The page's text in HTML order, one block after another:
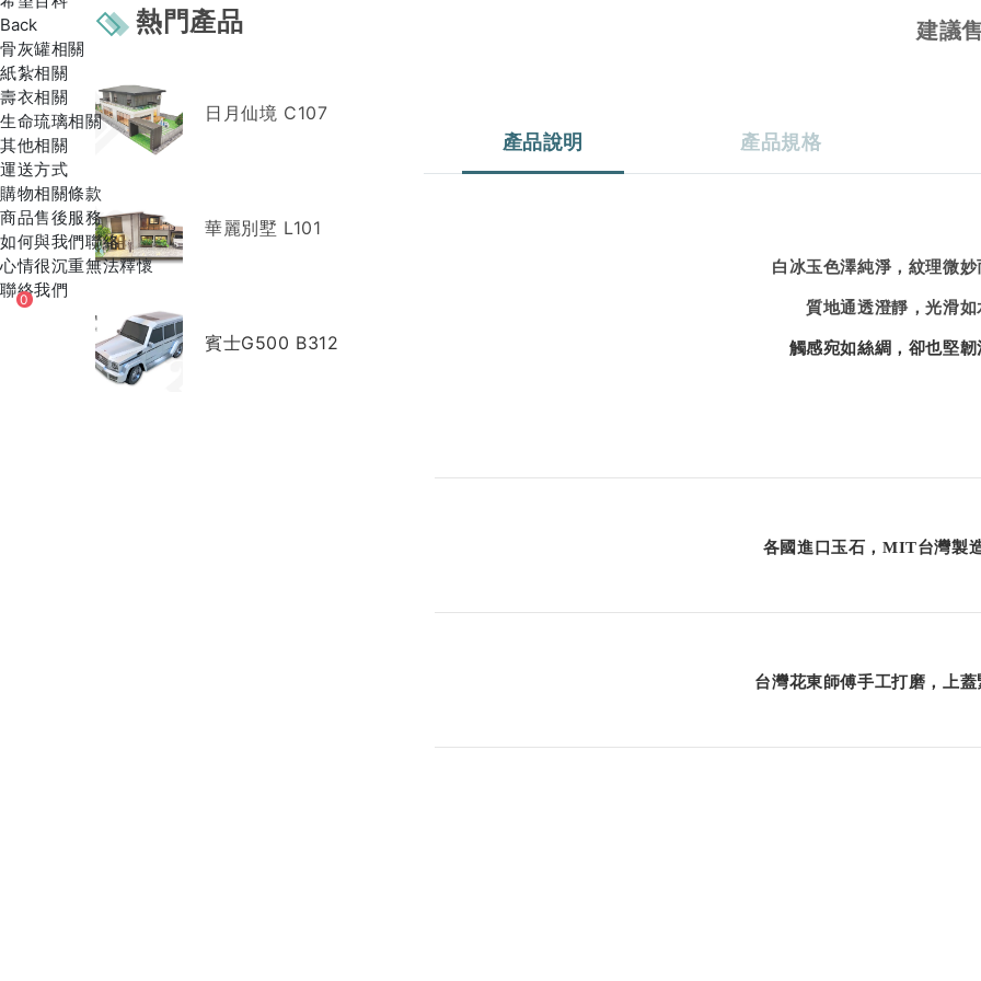
Back
骨灰罐相關
紙紮相關
壽衣相關
生命琉璃相關
其他相關
運送方式
購物相關條款
商品售後服務
如何與我們聯絡
心情很沉重無法釋懷
聯絡我們
0
熱門產品
日月仙境 C107
華麗別墅 L101
賓士G500 B312
建議
產品說明 產品規格
白冰玉色澤純淨，紋理微妙
質地通透澄靜，光滑如
觸感宛如絲綢，卻也堅韌
各國進口玉石，MIT台灣製
台灣花東師傅手工打磨，上蓋